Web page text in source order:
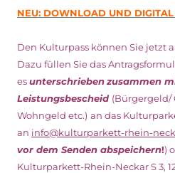
NEU: DOWNLOAD UND
Den Kulturpass können Sie jetzt
Dazu füllen Sie das
esunterschriebenzusammen
Leistungsbescheid (Bürgergeld/
Wohngeld etc.) an das
an info@kulturparkett-rhein-
vor dem Senden abspeichern!)
Kulturparkett-Rhein-Neckar S 3,